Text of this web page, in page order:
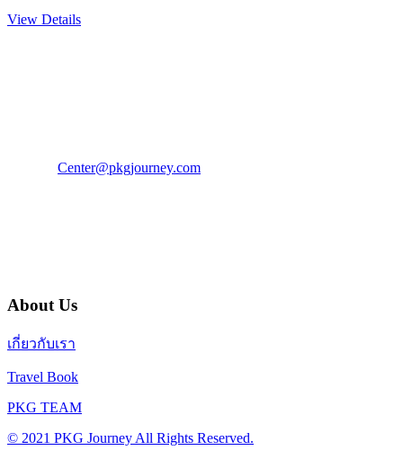
View Details
Center@pkgjourney.com
About Us
เกี่ยวกับเรา
Travel Book
PKG TEAM
© 2021 PKG Journey All Rights Reserved.